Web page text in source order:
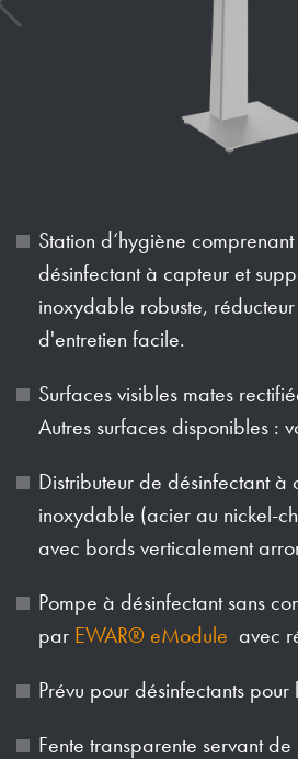
Station d‘hygiène
désinfectant à capteur et
inoxydable robuste,
d'entretien facile.
Surfaces visibles mates
Autres surfaces disponibles :
Distributeur de désinfectant à
inoxydable (acier au nickel-
avec bords verticalement
Pompe à désinfectant sans
par EWAR® eModule avec
Prévu pour désinfectants pour
Fente transparente servant